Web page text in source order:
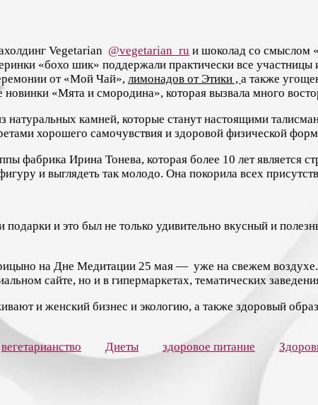
Vegetarian @vegetarian_ru и шоколад со смыслом
«бохо шик» поддержали практически все
от «Мой Чай», лимонадов от Этики , а также
новинки «Мята и смородина», которая вызвала много
натуральных камней, которые станут настоящими
хорошего самочувствия и здоровой физической
фабрика Ирина Тонева, которая более 10 лет является
и выглядеть так молодо. Она покорила всех
и это был не только удивительно вкусный и
на Дне Медитации 25 мая — уже на свежем воздухе.
сайте, но и в гипермаркетах, тематических
и женский бизнес и экологию, а также здоровый
вегетарианство Диеты здоровое питание